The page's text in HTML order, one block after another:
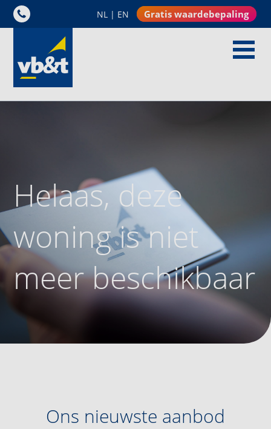
NL | EN Gratis waardebepaling
Helaas, deze
woning is niet
meer beschikbaar
Ons nieuwste aanbod